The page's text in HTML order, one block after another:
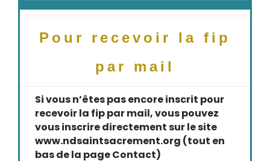
Pour recevoir la fip
par mail
Si vous n’êtes pas encore inscrit pour
recevoir la fip par mail, vous pouvez
vous inscrire directement sur le site
www.ndsaintsacrement.org (tout en
bas de la page Contact)